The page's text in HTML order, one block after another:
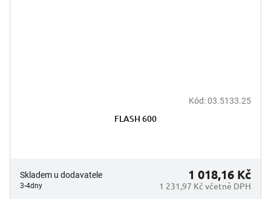
Kód:03.5133.25
FLASH 600
Skladem u dodavatele
3-4dny 1 231,97 Kč včetně DPH
1 018,16 Kč